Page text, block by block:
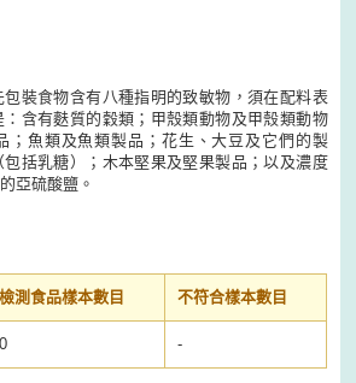
包裝食物含有八種指明的致敏物，須在配料表
：含有麩質的穀類；甲殼類動物及甲殼類動物
；魚類及魚類製品；花生、大豆及它們的製
括乳糖）；木本堅果及堅果製品；以及濃度
亞硫酸鹽。
檢測食品樣本數目 不符合樣本數目
0 -